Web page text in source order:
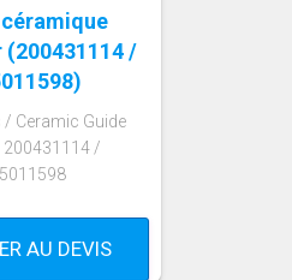
(200431114 /
/ Ceramic Guide
200431114 /
AU DEVIS